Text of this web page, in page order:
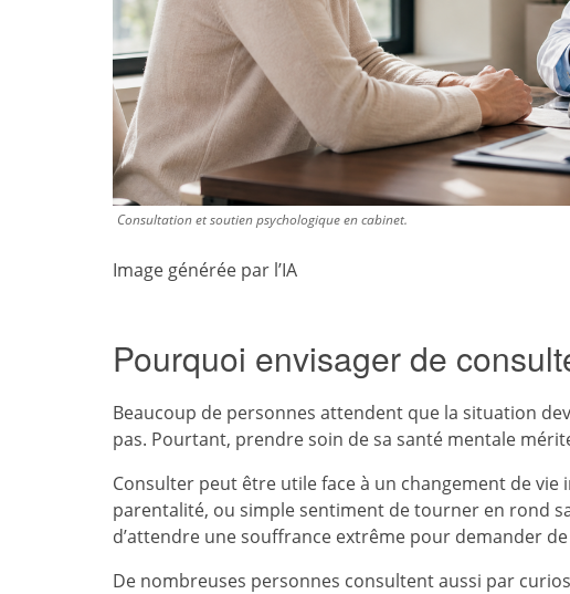
Consultation et soutien psychologique en cabinet.
Image générée par l’IA
Pourquoi envisager de
Beaucoup de personnes attendent que la situation
pas. Pourtant, prendre soin de sa santé mentale
Consulter peut être utile face à un changement de
parentalité, ou simple sentiment de tourner en rond
d’attendre une souffrance extrême pour demander de
De nombreuses personnes consultent aussi par